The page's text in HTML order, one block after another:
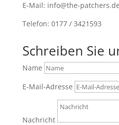
E-Mail: info@the-patchers.de
Telefon: 0177 / 3421593
Schreiben Sie
Name
E-Mail-Adresse
Nachricht